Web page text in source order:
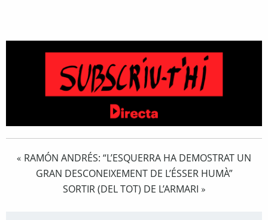
« RAMÓN ANDRÉS: “L’ESQUERRA HA DEMOSTRAT UN
GRAN DESCONEIXEMENT DE L’ÉSSER HUMÀ”
SORTIR (DEL TOT) DE L’ARMARI »